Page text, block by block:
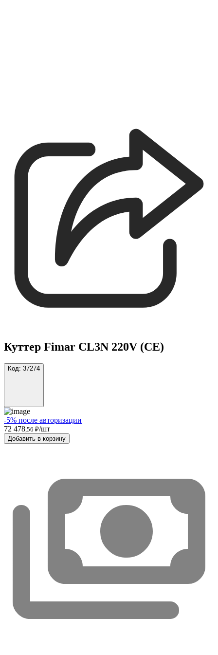
Куттер Fimar CL3N 220V (CE)
Код: 37274
-5% после авторизации
72 478 ,56 ₽/шт
Добавить в корзину